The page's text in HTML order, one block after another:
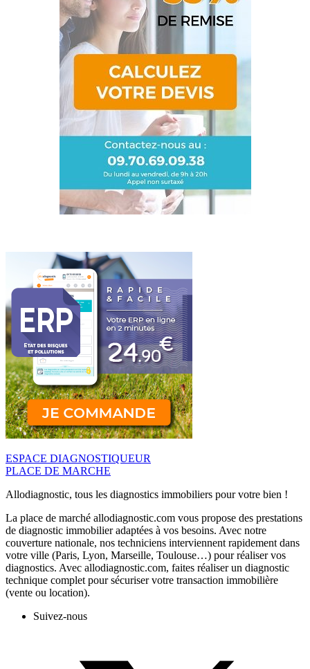
ESPACE DIAGNOSTIQUEUR
PLACE DE MARCHE
Allodiagnostic, tous les diagnostics immobiliers pour votre bien !
La place de marché allodiagnostic.com vous propose des prestations
de diagnostic immobilier adaptées à vos besoins. Avec notre
couverture nationale, nos techniciens interviennent rapidement dans
votre ville (Paris, Lyon, Marseille, Toulouse…) pour réaliser vos
diagnostics. Avec allodiagnostic.com, faites réaliser un diagnostic
technique complet pour sécuriser votre transaction immobilière
(vente ou location).
Suivez-nous